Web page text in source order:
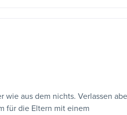
wie aus dem nichts. Verlassen
für die Eltern mit einem